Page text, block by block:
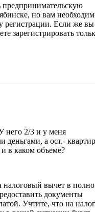
предпринимательскую
но вам
регистрации. Если же вы
зарегистрировать
него 2/3 и у меня
деньгами, а ост.-
в каком объеме?
налоговый вычет в
документы
Учтите, что на